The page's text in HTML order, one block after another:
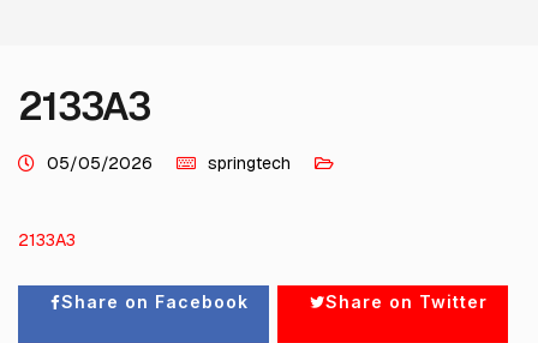
2133A3
05/05/2026 springtech
2133A3
Share on Facebook Share on Twitter